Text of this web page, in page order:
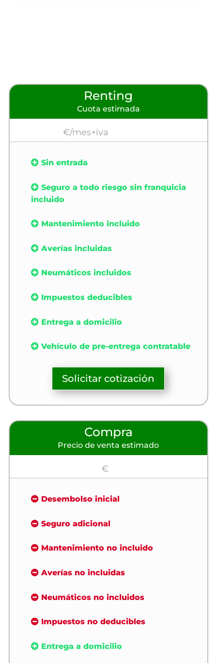
Renting
Cuota estimada
€/mes+iva
Sin entrada
Seguro a todo riesgo sin franquicia
incluido
Mantenimiento incluido
Averías incluidas
Neumáticos incluidos
Impuestos deducibles
Entrega a domicilio
Vehículo de pre-entrega contratable
Solicitar cotización
Compra
Precio de venta estimado
€
Desembolso inicial
Seguro adicional
Mantenimiento no incluido
Averías no incluidas
Neumáticos no incluidos
Impuestos no deducibles
Entrega a domicilio